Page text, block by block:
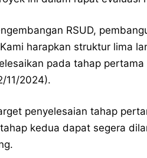
RSUD,
harapkan struktur lima
pada tahap
11/2024).
penyelesaian tahap
kedua dapat segera